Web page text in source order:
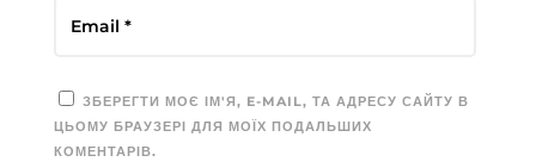
ЗБЕРЕГТИ МОЄ ІМ'Я, E-MAIL, ТА АДРЕСУ САЙТУ В
ЦЬОМУ БРАУЗЕРІ ДЛЯ МОЇХ ПОДАЛЬШИХ
КОМЕНТАРІВ.